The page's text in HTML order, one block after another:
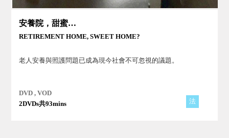
安養院，甜蜜之家？
RETIREMENT HOME, SWEET HOME?
老人安養與照護問題已成為現今社會不可忽視的議題。
DVD , VOD
2DVDs共93mins
法